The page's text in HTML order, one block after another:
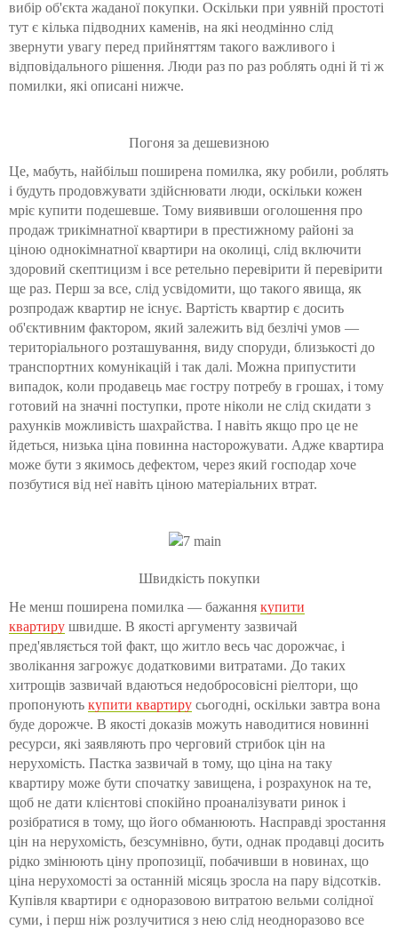
вибір об'єкта жаданої покупки. Оскільки при уявній простоті
тут є кілька підводних каменів, на які неодмінно слід
звернути увагу перед прийняттям такого важливого і
відповідального рішення. Люди раз по раз роблять одні й ті ж
помилки, які описані нижче.
Погоня за дешевизною
Це, мабуть, найбільш поширена помилка, яку робили, роблять
і будуть продовжувати здійснювати люди, оскільки кожен
мріє купити подешевше. Тому виявивши оголошення про
продаж трикімнатної квартири в престижному районі за
ціною однокімнатної квартири на околиці, слід включити
здоровий скептицизм і все ретельно перевірити й перевірити
ще раз. Перш за все, слід усвідомити, що такого явища, як
розпродаж квартир не існує. Вартість квартир є досить
об'єктивним фактором, який залежить від безлічі умов —
територіального розташування, виду споруди, близькості до
транспортних комунікацій і так далі. Можна припустити
випадок, коли продавець має гостру потребу в грошах, і тому
готовий на значні поступки, проте ніколи не слід скидати з
рахунків можливість шахрайства. І навіть якщо про це не
йдеться, низька ціна повинна насторожувати. Адже квартира
може бути з якимось дефектом, через який господар хоче
позбутися від неї навіть ціною матеріальних втрат.
Швидкість покупки
Не менш поширена помилка — бажання купити
квартиру швидше. В якості аргументу зазвичай
пред'являється той факт, що житло весь час дорожчає, і
зволікання загрожує додатковими витратами. До таких
хитрощів зазвичай вдаються недобросовісні ріелтори, що
пропонують купити квартиру сьогодні, оскільки завтра вона
буде дорожче. В якості доказів можуть наводитися новинні
ресурси, які заявляють про черговий стрибок цін на
нерухомість. Пастка зазвичай в тому, що ціна на таку
квартиру може бути спочатку завищена, і розрахунок на те,
щоб не дати клієнтові спокійно проаналізувати ринок і
розібратися в тому, що його обманюють. Насправді зростання
цін на нерухомість, безсумнівно, бути, однак продавці досить
рідко змінюють ціну пропозиції, побачивши в новинах, що
ціна нерухомості за останній місяць зросла на пару відсотків.
Купівля квартири є одноразовою витратою вельми солідної
суми, і перш ніж розлучитися з нею слід неодноразово все